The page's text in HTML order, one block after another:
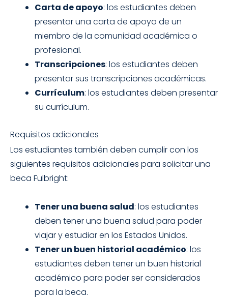
Carta de apoyo: los estudiantes deben
presentar una carta de apoyo de un
miembro de la comunidad académica o
profesional.
Transcripciones: los estudiantes deben
presentar sus transcripciones académicas.
Currículum: los estudiantes deben presentar
su currículum.
Requisitos adicionales
Los estudiantes también deben cumplir con los
siguientes requisitos adicionales para solicitar una
beca Fulbright:
Tener una buena salud: los estudiantes
deben tener una buena salud para poder
viajar y estudiar en los Estados Unidos.
Tener un buen historial académico: los
estudiantes deben tener un buen historial
académico para poder ser considerados
para la beca.